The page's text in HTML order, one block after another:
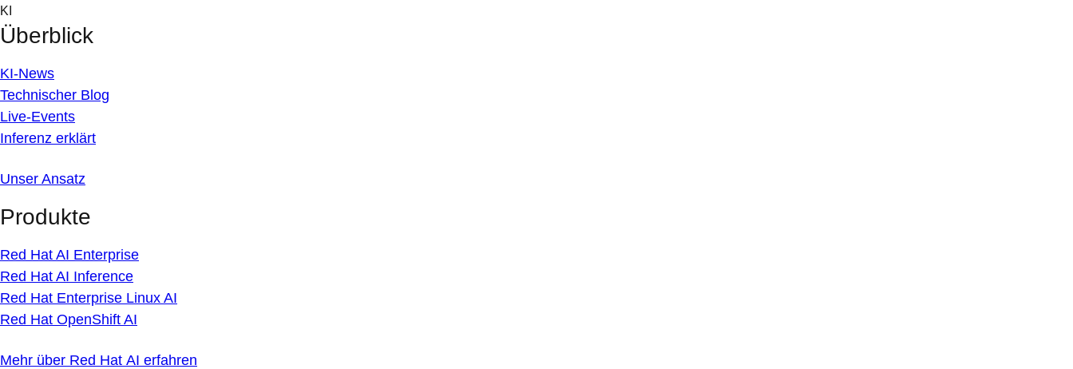
Skip
to
content
KI
Überblick
KI-News
Technischer Blog
Live-Events
Inferenz erklärt
Unser Ansatz
Produkte
Red Hat AI Enterprise
Red Hat AI Inference
Red Hat Enterprise Linux AI
Red Hat OpenShift AI
Mehr über Red Hat AI erfahren